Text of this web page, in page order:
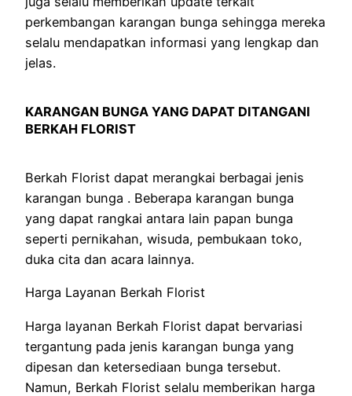
perkembangan karangan bunga sehingga mereka
selalu mendapatkan informasi yang lengkap dan
jelas.
KARANGAN BUNGA YANG DAPAT DITANGANI
BERKAH FLORIST
Berkah Florist dapat merangkai berbagai jenis
karangan bunga . Beberapa karangan bunga
yang dapat rangkai antara lain papan bunga
seperti pernikahan, wisuda, pembukaan toko,
duka cita dan acara lainnya.
Harga Layanan Berkah Florist
Harga layanan Berkah Florist dapat bervariasi
tergantung pada jenis karangan bunga yang
dipesan dan ketersediaan bunga tersebut.
Namun, Berkah Florist selalu memberikan harga